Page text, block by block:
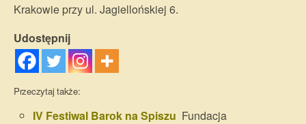
Krakowie przy ul. Jagiellońskiej 6.
Udostępnij
Przeczytaj także:
IV Festiwal Barok na Spiszu Fundacja